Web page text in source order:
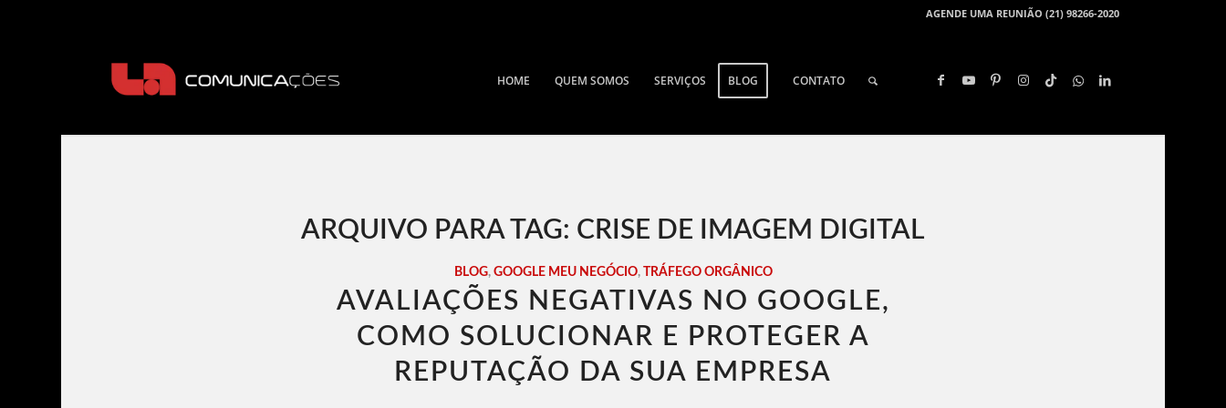
AGENDE UMA REUNIÃO (21) 98266-2020
HOME QUEM SOMOS SERVIÇOS BLOG CONTATO
ARQUIVO PARA TAG: CRISE DE IMAGEM DIGITAL
BLOG, GOOGLE MEU NEGÓCIO, TRÁFEGO ORGÂNICO
AVALIAÇÕES NEGATIVAS NO GOOGLE,
COMO SOLUCIONAR E PROTEGER A
REPUTAÇÃO DA SUA EMPRESA